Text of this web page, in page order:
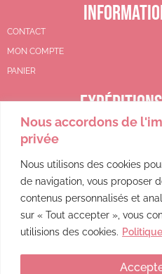
Nous accordons de
privée
Nous utilisons des cookies
de navigation, vous proposer
contenus personnalisés et
sur « Tout accepter », vous
utilisions des cookies.
CONTACT
MON COMPTE
PANIER
CGV
POLITIQUE DE REMBOURSEMENT
POLITIQUE DE CONFIDENTIALITÉ
MENTIONS LÉGALES